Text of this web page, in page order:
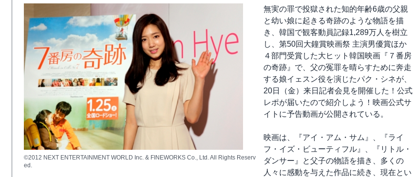
©2012 NEXT ENTERTAINMENT WORLD Inc. & FINEWORKS Co., Ltd. All Rights Reserv
ed.
無実の罪で投獄された知的年齢6歳の父親
と幼い娘に起きる奇跡のような物語を描
き、韓国で観客動員記録1,289万人を樹立
し、第50回大鐘賞映画祭 主演男優賞ほか
４部門受賞した大ヒット韓国映画『７番房
の奇跡』で、父の冤罪を晴らすために奔走
する娘イェスン役を演じたパク・シネが、
20日（金）来日記者会見を開催した！公式
レポが届いたので紹介しよう！映画公式サ
イトに予告動画が公開されている。
映画は、『アイ・アム・サム』、『ライ
フ・イズ・ビューティフル』、『リトル・
ダンサー』と父子の物語を描き、多くの
人々に感動を与えた作品に続き、現在とい